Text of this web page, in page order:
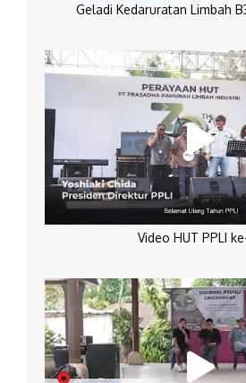
Geladi Kedaruratan Limbah
Video HUT PPLI